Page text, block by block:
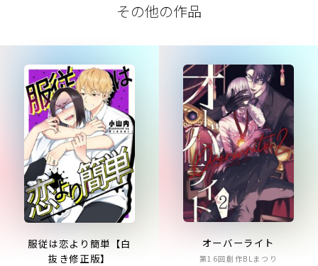
その他の作品
服従は恋より簡単【白
抜き修正版】
オーバーライト
第16回創作BLまつり